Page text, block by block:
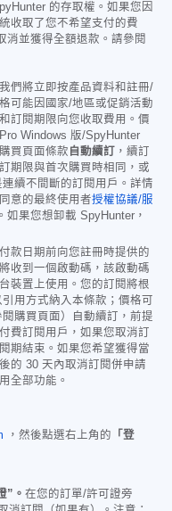
的存取權。如果您因
收取了您不希望支付的費
消並獲得全額退款。請參閱
們將立即按產品資料和註冊/
可能因國家/地區或促銷活動
訂閱期限向您收取費用。價
Windows 版/SpyHunter
買頁面條款 自動續訂
，續訂
期限與首次購買時相同，或
續不間斷的訂閱用戶。詳情
意的最終使用者授權協議/服
。如果您想卸載 SpyHunter，
款日期前向您註冊時提供的
收到一個啟動碼，該啟動碼
裝置上使用。您的訂閱將根
用方式納入本條款；價格可
購買頁面）自動續訂，前提
費訂閱用戶，如果您取消訂
期結束。如果您希望獲得當
的 30 天內取消訂閱併申請
全部功能。
，然後點選右上角的 「登
”。 在您的訂單/許可證旁